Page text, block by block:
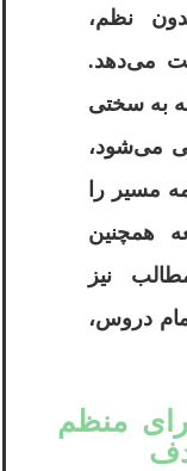
نظم،
می‌دهد.
به سختی
می‌شود،
مسیر را
همچنین
نیز
دروس،
منظم